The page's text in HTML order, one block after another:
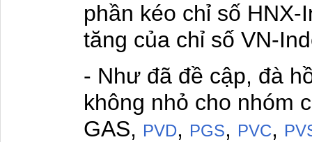
phần kéo chỉ số
tăng của chỉ số VN-
- Như đã đề cập, đà
không nhỏ cho nhóm
GAS, PVD, PGS, PVC,